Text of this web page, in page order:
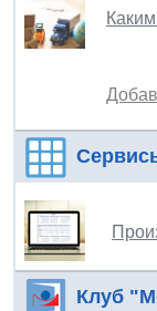
Клуб